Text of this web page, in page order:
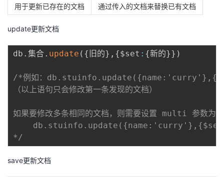
用于更新已存在的文档 通过传入的文档来替换已有文档
update更新文档
db . 集合. update ( { 旧的} , {$set : {新的}} )
/*例如：
（以上语句只会修改第一条发现的文档）
如果要修改多条相同的文档，则需要设置 multi 参数为
*/
save更新文档